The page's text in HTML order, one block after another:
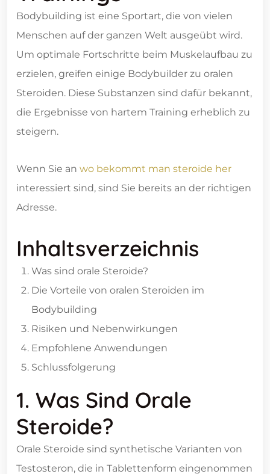
Bodybuilding ist eine Sportart, die von vielen
Menschen auf der ganzen Welt ausgeübt wird.
Um optimale Fortschritte beim Muskelaufbau zu
erzielen, greifen einige Bodybuilder zu oralen
Steroiden. Diese Substanzen sind dafür bekannt,
die Ergebnisse von hartem Training erheblich zu
steigern.
Wenn Sie an wo bekommt man steroide her
interessiert sind, sind Sie bereits an der richtigen
Adresse.
Inhaltsverzeichnis
Was sind orale Steroide?
Die Vorteile von oralen Steroiden im
Bodybuilding
Risiken und Nebenwirkungen
Empfohlene Anwendungen
Schlussfolgerung
1. Was Sind Orale
Steroide?
Orale Steroide sind synthetische Varianten von
Testosteron, die in Tablettenform eingenommen